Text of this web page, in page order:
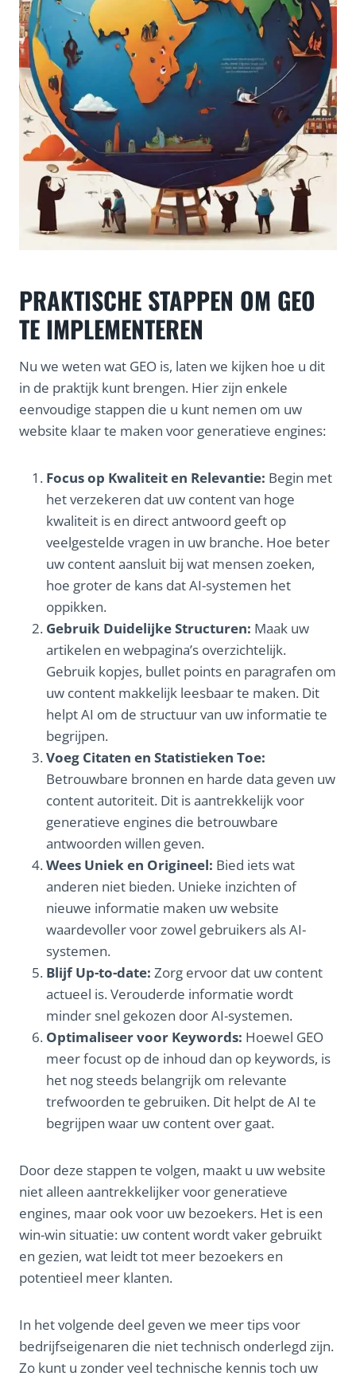
PRAKTISCHE STAPPEN OM GEO
TE IMPLEMENTEREN
Nu we weten wat GEO is, laten we kijken hoe u dit
in de praktijk kunt brengen. Hier zijn enkele
eenvoudige stappen die u kunt nemen om uw
website klaar te maken voor generatieve engines:
Focus op Kwaliteit en Relevantie: Begin met
het verzekeren dat uw content van hoge
kwaliteit is en direct antwoord geeft op
veelgestelde vragen in uw branche. Hoe beter
uw content aansluit bij wat mensen zoeken,
hoe groter de kans dat AI-systemen het
oppikken.
Gebruik Duidelijke Structuren: Maak uw
artikelen en webpagina’s overzichtelijk.
Gebruik kopjes, bullet points en paragrafen om
uw content makkelijk leesbaar te maken. Dit
helpt AI om de structuur van uw informatie te
begrijpen.
Voeg Citaten en Statistieken Toe:
Betrouwbare bronnen en harde data geven uw
content autoriteit. Dit is aantrekkelijk voor
generatieve engines die betrouwbare
antwoorden willen geven.
Wees Uniek en Origineel: Bied iets wat
anderen niet bieden. Unieke inzichten of
nieuwe informatie maken uw website
waardevoller voor zowel gebruikers als AI-
systemen.
Blijf Up-to-date: Zorg ervoor dat uw content
actueel is. Verouderde informatie wordt
minder snel gekozen door AI-systemen.
Optimaliseer voor Keywords: Hoewel GEO
meer focust op de inhoud dan op keywords, is
het nog steeds belangrijk om relevante
trefwoorden te gebruiken. Dit helpt de AI te
begrijpen waar uw content over gaat.
Door deze stappen te volgen, maakt u uw website
niet alleen aantrekkelijker voor generatieve
engines, maar ook voor uw bezoekers. Het is een
win-win situatie: uw content wordt vaker gebruikt
en gezien, wat leidt tot meer bezoekers en
potentieel meer klanten.
In het volgende deel geven we meer tips voor
bedrijfseigenaren die niet technisch onderlegd zijn.
Zo kunt u zonder veel technische kennis toch uw